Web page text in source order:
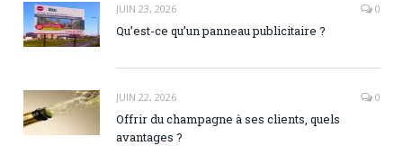
JUIN 23, 2026 0
Qu’est-ce qu’un panneau publicitaire ?
JUIN 22, 2026 0
Offrir du champagne à ses clients, quels
avantages ?